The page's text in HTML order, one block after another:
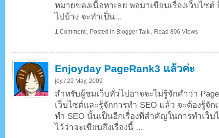
หมายของเนื้อหาเลย พอมาเขียนเรื่องเว็บไซต์
ไปบ้าง จะทำเป็น...
1 Comment, Posted in Blogger Talk , Read 806 Views
Enjoyday PageRank3 แล้วค่ะ
joy / 29 May, 2009
สำหรับผู้ชมเว็บทั่วไปอาจจะไม่รู้จักคำว่า
เว็บไซต์และรู้จักการทำ SEO แล้ว จะต้องรู้จัก
ทำ SEO นั้นเป็นอีกเรื่องที่สำคัญในการทำเว็บ
ไว้ว่าจะเขียนถึงเรื่องนี้ ...